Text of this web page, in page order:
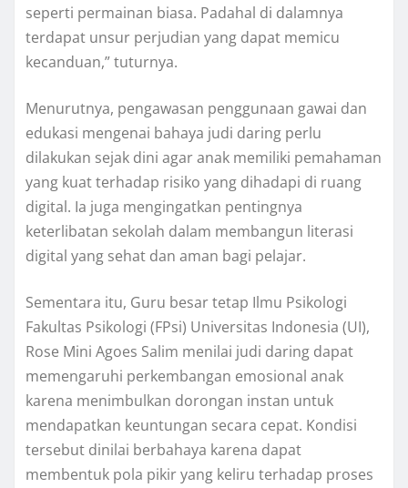
seperti permainan biasa. Padahal di dalamnya
terdapat unsur perjudian yang dapat memicu
kecanduan,” tuturnya.
Menurutnya, pengawasan penggunaan gawai dan
edukasi mengenai bahaya judi daring perlu
dilakukan sejak dini agar anak memiliki pemahaman
yang kuat terhadap risiko yang dihadapi di ruang
digital. Ia juga mengingatkan pentingnya
keterlibatan sekolah dalam membangun literasi
digital yang sehat dan aman bagi pelajar.
Sementara itu, Guru besar tetap Ilmu Psikologi
Fakultas Psikologi (FPsi) Universitas Indonesia (UI),
Rose Mini Agoes Salim menilai judi daring dapat
memengaruhi perkembangan emosional anak
karena menimbulkan dorongan instan untuk
mendapatkan keuntungan secara cepat. Kondisi
tersebut dinilai berbahaya karena dapat
membentuk pola pikir yang keliru terhadap proses